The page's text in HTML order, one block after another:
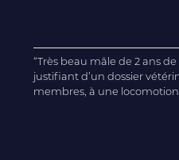
“Très beau mâle de 2 ans
justifiant d’un dossier
membres, à une